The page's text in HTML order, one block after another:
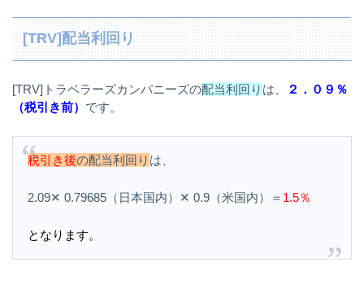
[TRV]配当利回り
[TRV]トラベラーズカンパニーズの配当利回り は、
２．０９％
（税引き前） です。
税引き後の配当利回り は、
2.09✕ 0.79685（日本国内）✕ 0.9（米国内）＝ 1.5％
となります。